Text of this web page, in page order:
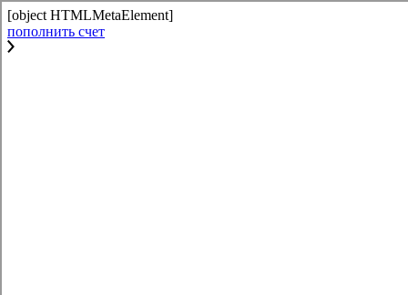
[object HTMLMetaElement]
пополнить счет